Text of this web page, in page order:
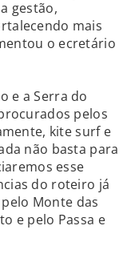
gestão,
mais
o ecretário
e a Serra do
pelos
kite surf e
não basta para
esse
do roteiro já
Monte das
e pelo Passa e